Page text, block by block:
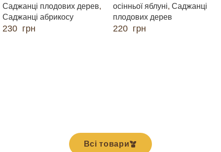
Саджанці плодових дерев,
Саджанці абрикосу
230 грн
осінньої яблуні, Саджанці
плодових дерев
220 грн
Всі товари